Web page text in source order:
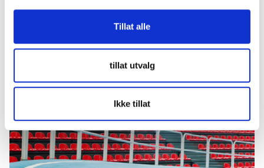
Tillat alle
tillat utvalg
Ikke tillat
MODULREKKVERK